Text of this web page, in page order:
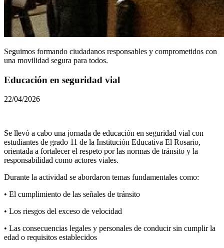
​Seguimos formando ciudadanos responsables y comprometidos con
una movilidad segura para todos.
Educación en seguridad vial
22/04/2026
Se llevó a cabo una jornada de educación en seguridad vial con
estudiantes de grado 11 de la Institución Educativa El Rosario,
orientada a fortalecer el respeto por las normas de tránsito y la
responsabilidad como actores viales.
Durante la actividad se abordaron temas fundamentales como:
• El cumplimiento de las señales de tránsito
• Los riesgos del exceso de velocidad
• Las consecuencias legales y personales de conducir sin cumplir la
edad o requisitos establecidos